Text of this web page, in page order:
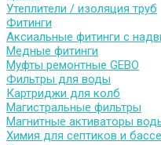
Утеплители / изоляция труб
Фитинги
Аксиальные фитинги с
Медные фитинги
Муфты ремонтные GEBO
Фильтры для воды
Картриджи для колб
Магистральные фильтры
Магнитные активаторы
Химия для септиков и